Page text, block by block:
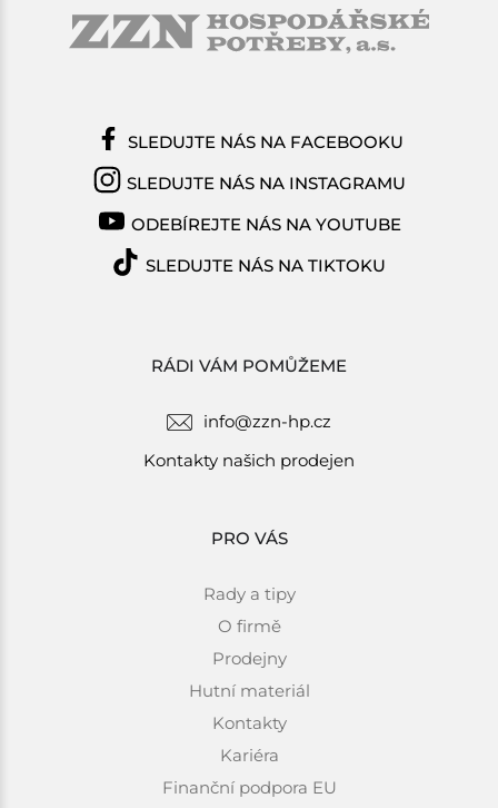
RÁDI VÁM POMŮŽEME
info@zzn-hp.cz
Kontakty našich prodejen
PRO VÁS
Rady a tipy
O firmě
Prodejny
Hutní materiál
Kontakty
Kariéra
Finanční podpora EU
SLEDUJTE NÁS NA FACEBOOKU
SLEDUJTE NÁS NA INSTAGRAMU
ODEBÍREJTE NÁS NA YOUTUBE
SLEDUJTE NÁS NA TIKTOKU